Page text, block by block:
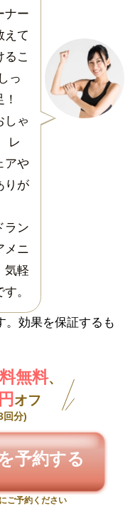
ナー
えて
こ
っ
しゃ
レ
アや
りが
ラン
メニ
気軽
。
無料、
オフ
回分)
予約する
ご予約ください